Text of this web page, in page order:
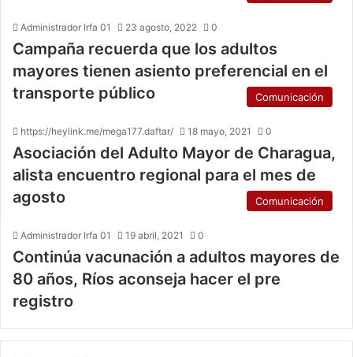
Administrador Irfa 01 23 agosto, 2022 0
Campaña recuerda que los adultos
mayores tienen asiento preferencial en el
transporte público
Comunicación
https://heylink.me/mega177.daftar/ 18 mayo, 2021 0
Asociación del Adulto Mayor de Charagua,
alista encuentro regional para el mes de
agosto
Comunicación
Administrador Irfa 01 19 abril, 2021 0
Continúa vacunación a adultos mayores de
80 años, Ríos aconseja hacer el pre
registro